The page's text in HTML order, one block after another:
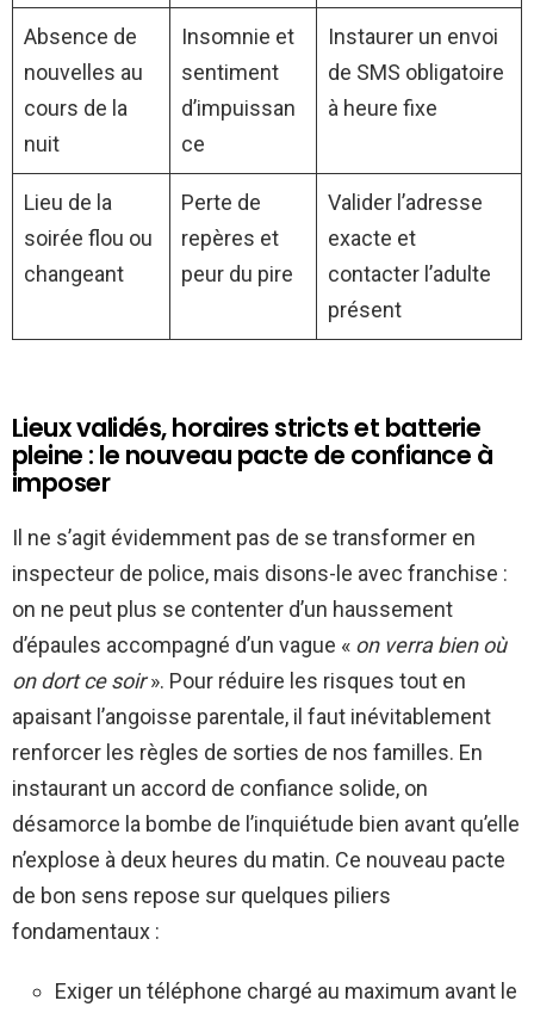
Absence de
nouvelles au
cours de la
nuit
Insomnie et
sentiment
d’impuissan
ce
Instaurer un envoi
de SMS obligatoire
à heure fixe
Lieu de la
soirée flou ou
changeant
Perte de
repères et
peur du pire
Valider l’adresse
exacte et
contacter l’adulte
présent
Lieux validés, horaires stricts et batterie
pleine : le nouveau pacte de confiance à
imposer
Il ne s’agit évidemment pas de se transformer en
inspecteur de police, mais disons-le avec franchise :
on ne peut plus se contenter d’un haussement
d’épaules accompagné d’un vague « on verra bien où
on dort ce soir». Pour réduire les risques tout en
apaisant l’angoisse parentale, il faut inévitablement
renforcer les règles de sorties de nos familles. En
instaurant un accord de confiance solide, on
désamorce la bombe de l’inquiétude bien avant qu’elle
n’explose à deux heures du matin. Ce nouveau pacte
de bon sens repose sur quelques piliers
fondamentaux :
Exiger un téléphone chargé au maximum avant le